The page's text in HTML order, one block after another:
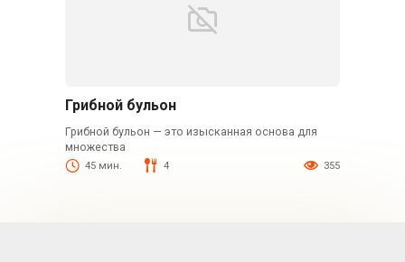
Грибной бульон
Грибной бульон — это изысканная основа для
множества
45 мин. 4 355